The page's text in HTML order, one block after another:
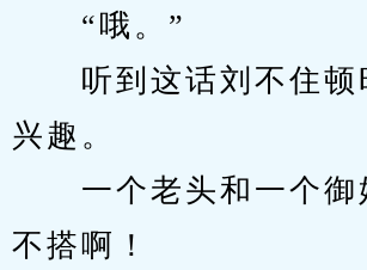
“哦。”
听到这话刘不住顿
兴趣。
一个老头和一个御
不搭啊！